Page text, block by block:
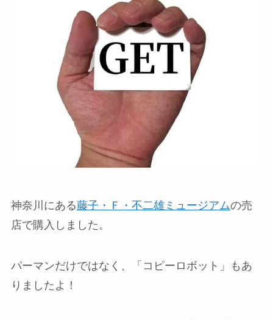
神奈川にある藤子・Ｆ・不二雄ミュージアムの売
店で購入しました。
パーマンだけではなく、「コピーロボット」もあ
りましたよ！